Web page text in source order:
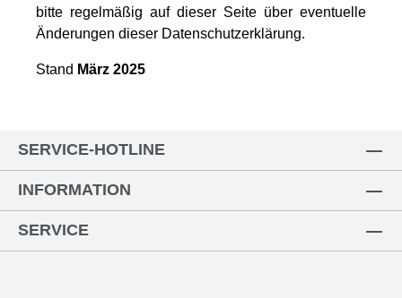
bitte regelmäßig auf dieser Seite über eventuelle
Änderungen dieser Datenschutzerklärung.
Stand März 2025
SERVICE-HOTLINE
INFORMATION
SERVICE